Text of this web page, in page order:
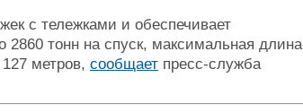
с тележками и обеспечивает
2860 тонн на спуск, максимальная длина
метров, сообщает пресс-служба